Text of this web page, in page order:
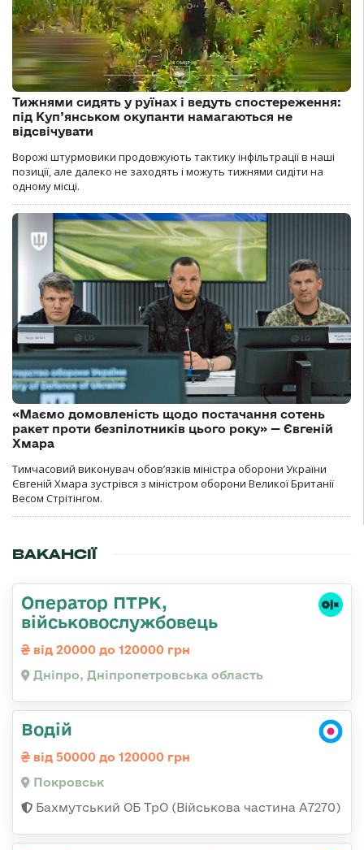
Тижнями сидять у руїнах і ведуть спостереження:
під Куп’янськом окупанти намагаються не
відсвічувати
Ворожі штурмовики продовжують тактику інфільтрації в наші
позиції, але далеко не заходять і можуть тижнями сидіти на
одному місці.
«Маємо домовленість щодо постачання сотень
ракет проти безпілотників цього року» — Євгеній
Хмара
Тимчасовий виконувач обов’язків міністра оборони України
Євгеній Хмара зустрівся з міністром оборони Великої Британії
Весом Стрітінгом.
ВАКАНСІЇ
Оператор ПТРК,
військовослужбовець
від 20000 до 120000 грн
Дніпро, Дніпропетровська область
Водій
від 50000 до 120000 грн
Покровськ
Бахмутський ОБ ТрО (Військова частина А7270)